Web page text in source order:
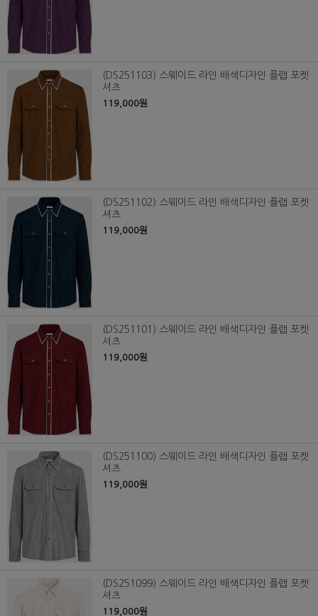
(DS251103) 스웨이드 라인 배색디자인 플랩 포켓
셔츠
119,000원
(DS251102) 스웨이드 라인 배색디자인 플랩 포켓
셔츠
119,000원
(DS251101) 스웨이드 라인 배색디자인 플랩 포켓
셔츠
119,000원
(DS251100) 스웨이드 라인 배색디자인 플랩 포켓
셔츠
119,000원
(DS251099) 스웨이드 라인 배색디자인 플랩 포켓
셔츠
119,000원